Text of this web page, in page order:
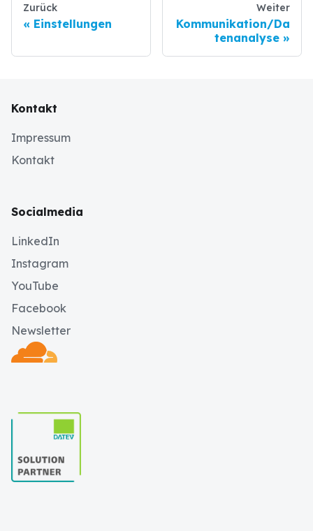
Zurück
Einstellungen
Weiter
Kommunikation/Da
tenanalyse
Kontakt
Impressum
Kontakt
Socialmedia
LinkedIn
Instagram
YouTube
Facebook
Newsletter